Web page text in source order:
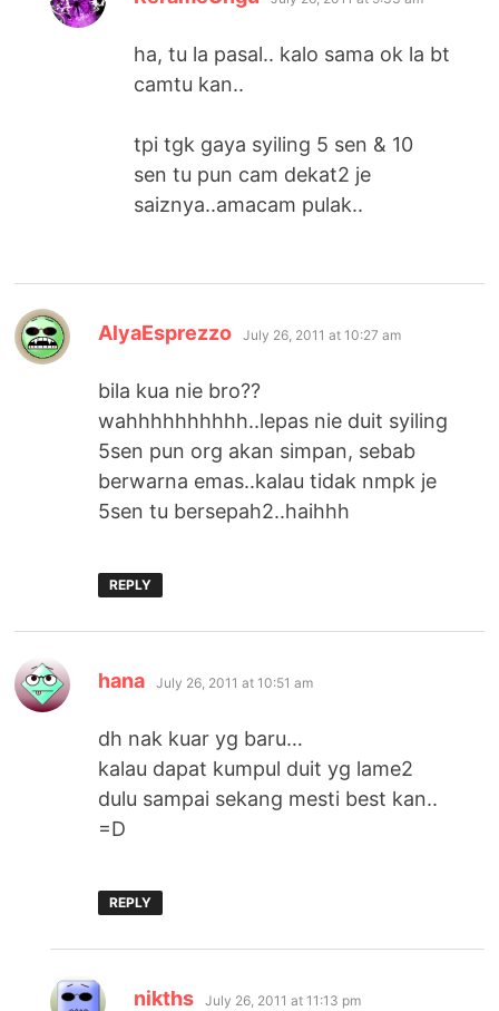
ha, tu la pasal.. kalo sama ok la bt
camtu kan..
tpi tgk gaya syiling 5 sen & 10
sen tu pun cam dekat2 je
saiznya..amacam pulak..
AlyaEsprezzo says:
July 26, 2011 at 10:27 am
bila kua nie bro??
wahhhhhhhhhh..lepas nie duit syiling
5sen pun org akan simpan, sebab
berwarna emas..kalau tidak nmpk je
5sen tu bersepah2..haihhh
REPLY
hana says:
July 26, 2011 at 10:51 am
dh nak kuar yg baru…
kalau dapat kumpul duit yg lame2
dulu sampai sekang mesti best kan..
=D
REPLY
nikths says:
July 26, 2011 at 11:13 pm